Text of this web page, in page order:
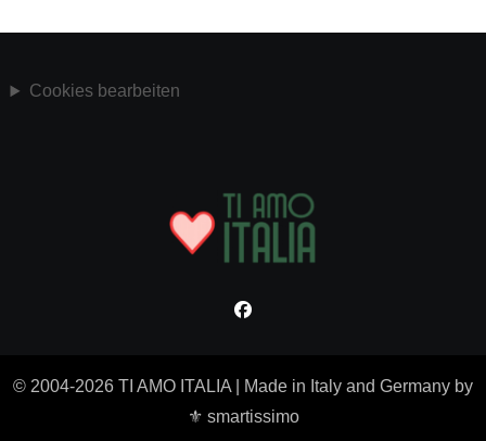
Cookies bearbeiten
© 2004-2026 TI AMO ITALIA
Made in Italy and Germany by
⚜ smartissimo